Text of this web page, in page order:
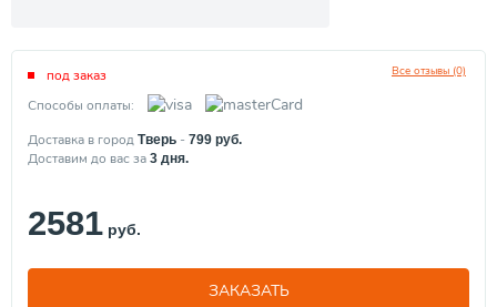
Все отзывы (0)
под заказ
Способы оплаты:
Доставка в город Тверь - 799 руб.
Доставим до вас за 3 дня.
2581 руб.
ЗАКАЗАТЬ